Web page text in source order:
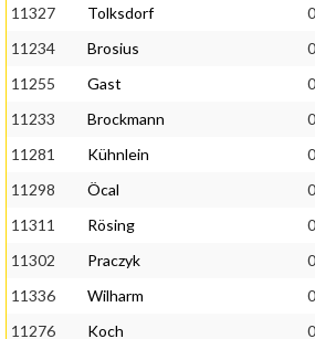
11327 Tolksdorf
11234
Brosius
11255
Gast
11233
Brockmann
11281
Kühnlein
11298
Öcal
11311
Rösing
11302
Praczyk
11336
Wilharm
11276
Koch